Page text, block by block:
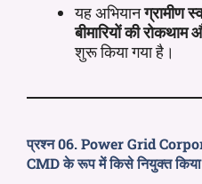
यह अभियानग्रामीण
बीमारियों की रोकथाम
शुरू किया गया है।
प्रश्न 06. Power Grid
CMD के रूप में किसे नियुक्त किया